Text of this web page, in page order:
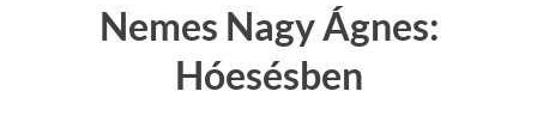
Nemes Nagy Ágnes:
Hóesésben